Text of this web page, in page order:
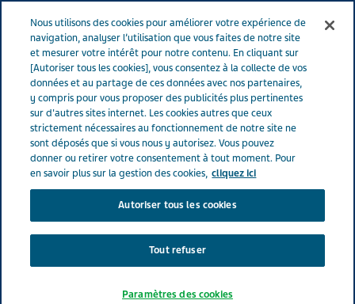
Menu
France Nos Produits Product catalog
Liste de nos médicaments
Search
Nous utilisons des cookies pour améliorer votre expérience de
navigation, analyser l’utilisation que vous faites de notre site
et mesurer votre intérêt pour notre contenu. En cliquant sur
[Autoriser tous les cookies], vous consentez à la collecte de vos
données et au partage de ces données avec nos partenaires,
y compris pour vous proposer des publicités plus pertinentes
sur d'autres sites internet. Les cookies autres que ceux
strictement nécessaires au fonctionnement de notre site ne
sont déposés que si vous nous y autorisez. Vous pouvez
donner ou retirer votre consentement à tout moment. Pour
en savoir plus sur la gestion des cookies, cliquez ici
Autoriser tous les cookies
Tout refuser
Paramètres des cookies